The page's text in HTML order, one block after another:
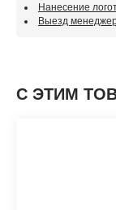
Нанесение
Выезд
С ЭТИМ